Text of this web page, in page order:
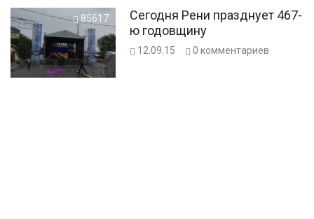
85617
Сегодня Рени празднует 467-
ю годовщину
12.09.15 0 комментариев